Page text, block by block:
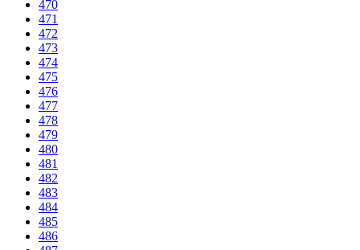
470
471
472
473
474
475
476
477
478
479
480
481
482
483
484
485
486